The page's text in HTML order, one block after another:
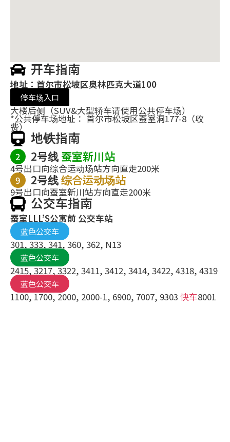
开车指南
地址：首尔市松坡区奥林匹克大道100
停车场入口
大楼后侧（SUV&大型轿车请使用公共停车场）
*公共停车场地址： 首尔市松坡区蚕室洞177-8（收
费）
地铁指南
2 2号线 蚕室新川站
4号出口向综合运动场站方向直走200米
9
2号线综合运动场站
9号出口向蚕室新川站方向直走200米
公交车指南
蚕室LLL’S公寓前 公交车站
蓝色公交车
301, 333, 341, 360, 362, N13
蓝色公交车
2415, 3217, 3322, 3411, 3412, 3414, 3422, 4318, 4319
蓝色公交车
1100, 1700, 2000, 2000-1, 6900, 7007, 9303 快车8001